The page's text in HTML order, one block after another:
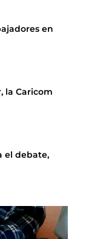
en
la Caricom
el debate,